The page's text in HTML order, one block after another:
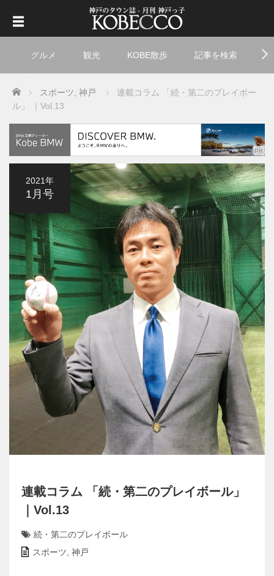
グルメ 観光 KOBE散歩 記事を検索
Home スポーツ 神戸
連載コラム 「続・第二のプレイボー
ル」 ｜Vol.13
2021年
1月号
連載コラム 「続・第二のプレイボール」
｜Vol.13
続・第二のプレイボール
スポーツ, 神戸